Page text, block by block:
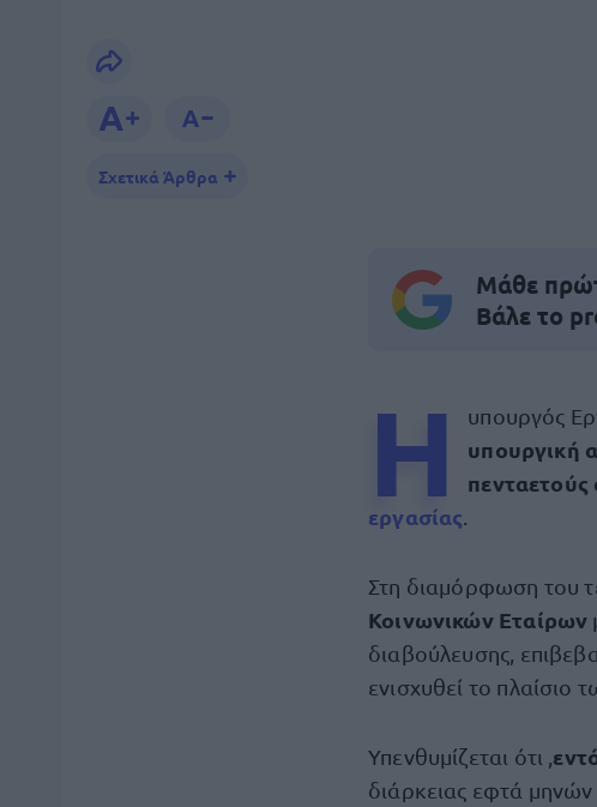
Σχετικά Άρθρα
Μάθε
Βάλε το
H υπουργός
υπουργική
εργασίας
Στη διαμόρφωση του
Κοινωνικών Εταίρων
διαβούλευσης,
ενισχυθεί το πλαίσιο
Υπενθυμίζεται ότι ,
διάρκειας εφτά